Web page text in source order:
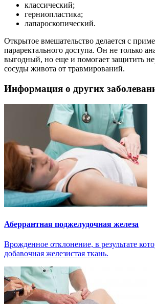
классический;
герниопластика;
лапароскопический.
Открытое вмешательство делается с
параректального доступа. Он не только
выгодный, но еще и помогает защитить
сосуды живота от травмирований.
Информация о других
Аберрантная поджелудочная железа
Врожденное отклонение, в результате
добавочная железистая ткань.